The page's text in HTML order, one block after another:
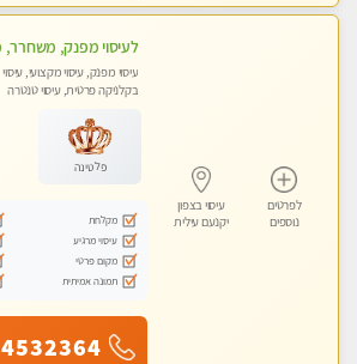
לפרטים
נוספים
עיסוי בצפון
יקנעם עילית
עיסוי מפנק, עיסוי מקצועי, עיסוי
בקלניקה פרטית, עיסוי טנטרה
פלטינה
מקלחת
עיסוי מרגיע
מקום פרטי
תמונה אמיתית